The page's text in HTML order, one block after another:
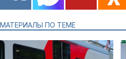
МАТЕРИАЛЫ ПО ТЕМЕ